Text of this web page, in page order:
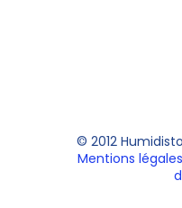
© 2012
Mentions légales